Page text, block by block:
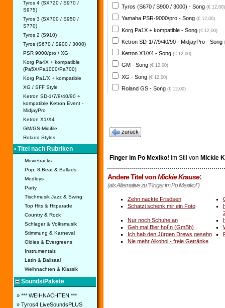
Tyros 4 (SX720 / S970 /
S975)
Tyros 3 (SX700 / S950 /
S770)
Tyros 2 (S910)
Tyros (S670 / S900 / 3000)
PSR 9000/pro / XG
Korg Pa4X + kompatible
(Pa5X/Pa1000/Pa700)
Korg Pa1/X + kompatible
XG / SFF Style
Ketron SD-1/7/9/40/90 +
kompatible Ketron Event -
MidjayPro
Ketron X1/X4
GM/GS-Midifile
Roland Styles
• Titel nach Rubriken
Movietracks
Pop, 8-Beat & Ballads
Medleys
Party
Tischmusik Jazz & Swing
Top Hits & Hitparade
Country & Rock
Schlager & Volksmusik
Stimmung & Karneval
Oldies & Evergreens
Instrumentals
Latin & Ballsaal
Weihnachten & Klassik
Sounds/Pakete
» *** WEIHNACHTEN ***
» Tyros4 LiveSoundsPLUS
Tyros (S670 / S900 / 3000) - Song (€ 12,00)
Yamaha PSR-9000/pro - Song (€ 12,00)
Korg Pa1X + kompatible - Song (€ 12,00)
Ketron SD-1/7/9/40/90 - MidjayPro - Song
Ketron X1/X4 - Song (€ 12,00)
GM - Song (€ 12,00)
XG - Song (€ 12,00)
Roland GS - Song (€ 12,00)
zurück
Finger im Po Mexiko! im Stil von Mickie
Andere Titel vonMickie Krause:
(als Alternative zu "Finger im Po Mexiko!")
Zehn nackte Frisösen
Schatzi schenk mir ein Foto
Nur noch Schuhe an
Geh mal Bier hol´n (GmBh)
Ich hab den Jürgen Drews gesehn
Nie mehr Alkohol - freie Getränke